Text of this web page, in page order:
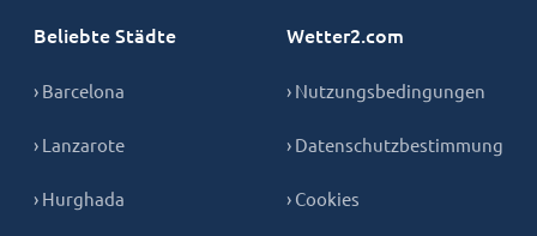
Beliebte Städte
› Barcelona
› Lanzarote
› Hurghada
Wetter2.com
› Nutzungsbedingungen
› Datenschutzbestimmung
› Cookies